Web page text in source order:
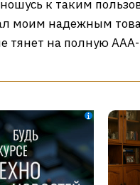
к таким
моим надежным
тянет на полную